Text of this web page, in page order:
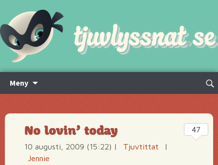
Meny
innehåll
Sök
No lovin’ today
10 augusti, 2009 (15:22) | Tjuvtittat
|
Jennie
47